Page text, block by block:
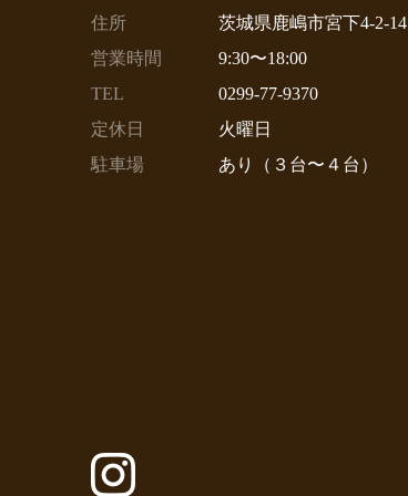
住所
茨城県鹿嶋市宮下4-2-14
営業時間
9:30〜18:00
TEL
0299-77-9370
定休日
火曜日
駐車場
あり（３台〜４台）